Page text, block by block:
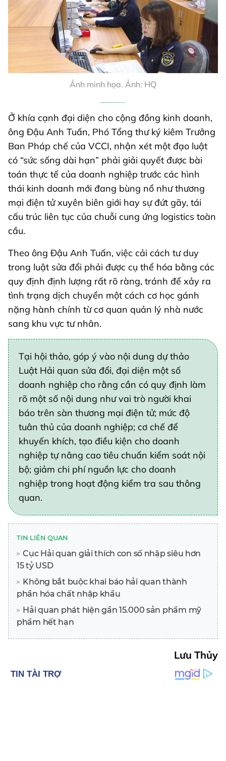
Ảnh minh họa. Ảnh: HQ
Ở khía cạnh đại diện cho cộng đồng kinh doanh,
ông Đậu Anh Tuấn, Phó Tổng thư ký kiêm Trưởng
Ban Pháp chế của VCCI, nhận xét một đạo luật
có “sức sống dài hạn” phải giải quyết được bài
toán thực tế của doanh nghiệp trước các hình
thái kinh doanh mới đang bùng nổ như thương
mại điện tử xuyên biên giới hay sự đứt gãy, tái
cấu trúc liên tục của chuỗi cung ứng logistics toàn
cầu.
Theo ông Đậu Anh Tuấn, việc cải cách tư duy
trong luật sửa đổi phải được cụ thể hóa bằng các
quy định định lượng rất rõ ràng, tránh để xảy ra
tình trạng dịch chuyển một cách cơ học gánh
nặng hành chính từ cơ quan quản lý nhà nước
sang khu vực tư nhân.
Tại hội thảo, góp ý vào nội dung dự thảo
Luật Hải quan sửa đổi, đại diện một số
doanh nghiệp cho rằng cần có quy định làm
rõ một số nội dung như vai trò người khai
báo trên sàn thương mại điện tử; mức độ
tuân thủ của doanh nghiệp; cơ chế để
khuyến khích, tạo điều kiện cho doanh
nghiệp tự nâng cao tiêu chuẩn kiểm soát nội
bộ; giảm chi phí nguồn lực cho doanh
nghiệp trong hoạt động kiểm tra sau thông
quan.
TIN LIÊN QUAN
Cục Hải quan giải thích con số nhập siêu hơn
15 tỷ USD
Không bắt buộc khai báo hải quan thành
phần hóa chất nhập khẩu
Hải quan phát hiện gần 15.000 sản phẩm mỹ
phẩm hết hạn
Lưu Thủy